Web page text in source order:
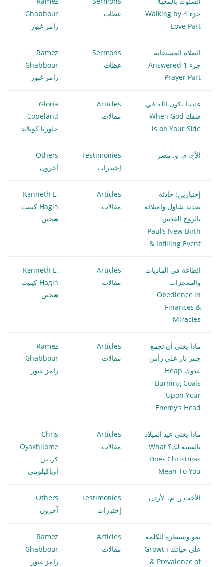
جزء 4 Walking by
Love Part
عظات
Ghabbour
رامز غبور
الصلاة المستجابة
جزء 1 Answered
Prayer Part
Sermons
عظات
Ramez
Ghabbour
رامز غبور
عندما يكون الله في
صفك When God
is on Your Side
Articles
مقالات
Gloria
Copeland
جلوريا كوبلاند
الأخ. م. و. مصر
Testimonies
إختبارات
Others
آخرون
إختبارين: حادثة
تجديد شاول وامتلائه
بالروح القدس
Paul’s New Birth
& Infilling Event
Articles
مقالات
Kenneth E.
Hagin كينيث
هيجين
الطاعة في الماديات
والمعجزات
Obedience in
Finances &
Miracles
Articles
مقالات
Kenneth E.
Hagin كينيث
هيجين
ماذا يعني أن تجمع
جمر نار على رأس
عدوك Heap
Burning Coals
Upon Your
Enemy’s Head
Articles
مقالات
Ramez
Ghabbour
رامز غبور
ماذا يعنى عيد الميلاد
بالنسبة لك؟ What
Does Christmas
Mean To You
Articles
مقالات
Chris
Oyakhilome
كريس
أوياكيلومي
الأخت ر. م. الأردن
Testimonies
إختبارات
Others
آخرون
نمو وسيطرة الكلمة
على حياتك Growth
& Prevalence of
Articles
مقالات
Ramez
Ghabbour
رامز غبور